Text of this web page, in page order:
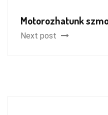
Motorozhatunk
Next post